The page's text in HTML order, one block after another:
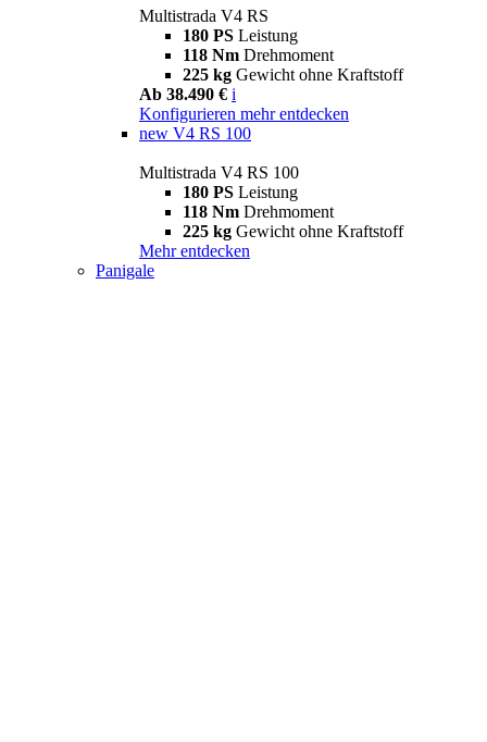
Multistrada V4 RS
180 PS Leistung
118 Nm Drehmoment
225 kg Gewicht ohne Kraftstoff
Ab 38.490 € i
Konfigurieren mehr entdecken
new V4 RS 100
Multistrada V4 RS 100
180 PS Leistung
118 Nm Drehmoment
225 kg Gewicht ohne Kraftstoff
Mehr entdecken
Panigale